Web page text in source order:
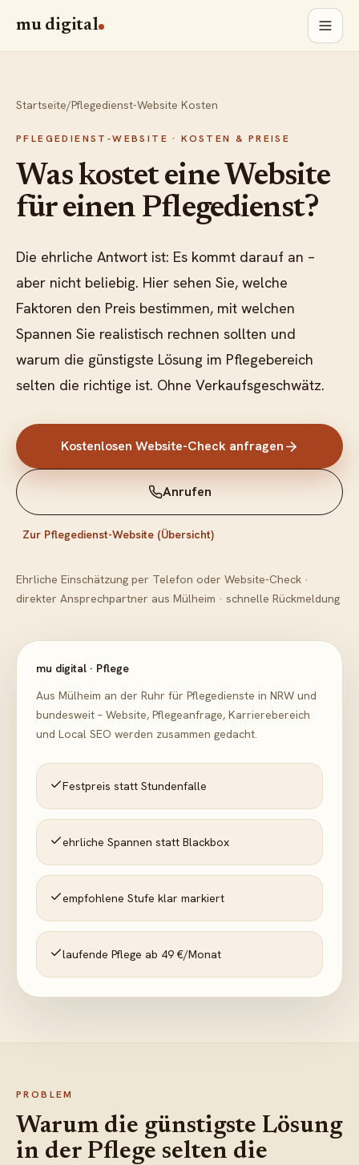
mu digital
Startseite/Pflegedienst-Website Kosten
PFLEGEDIENST-WEBSITE · KOSTEN & PREISE
Was kostet eine Website
für einen Pflegedienst?
Die ehrliche Antwort ist: Es kommt darauf an –
aber nicht beliebig. Hier sehen Sie, welche
Faktoren den Preis bestimmen, mit welchen
Spannen Sie realistisch rechnen sollten und
warum die günstigste Lösung im Pflegebereich
selten die richtige ist. Ohne Verkaufsgeschwätz.
Kostenlosen Website-Check anfragen
Anrufen
Zur Pflegedienst-Website (Übersicht)
Ehrliche Einschätzung per Telefon oder Website-Check ·
direkter Ansprechpartner aus Mülheim · schnelle Rückmeldung
mu digital · Pflege
Aus Mülheim an der Ruhr für Pflegedienste in NRW und
bundesweit – Website, Pflegeanfrage, Karrierebereich
und Local SEO werden zusammen gedacht.
Festpreis statt Stundenfalle
ehrliche Spannen statt Blackbox
empfohlene Stufe klar markiert
laufende Pflege ab 49 €/Monat
PROBLEM
Warum die günstigste Lösung
in der Pflege selten die